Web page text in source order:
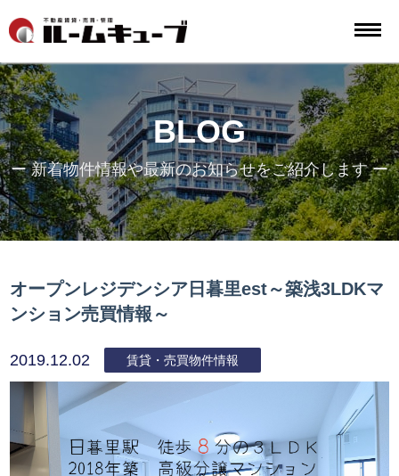
BLOG
ー 新着物件情報や最新のお知らせをご紹介します ー
オープンレジデンシア日暮里est～築浅3LDKマ
ンション売買情報～
2019.12.02 賃貸・売買物件情報